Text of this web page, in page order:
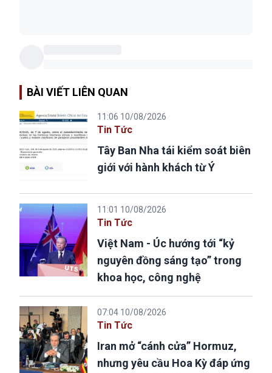
BÀI VIẾT LIÊN QUAN
11:06 10/08/2026
Tin Tức
Tây Ban Nha tái kiểm soát biên
giới với hành khách từ Ý
11:01 10/08/2026
Tin Tức
Việt Nam - Úc hướng tới “kỷ
nguyên đồng sáng tạo” trong
khoa học, công nghệ
07:04 10/08/2026
Tin Tức
Iran mở “cánh cửa” Hormuz,
nhưng yêu cầu Hoa Kỳ đáp ứng